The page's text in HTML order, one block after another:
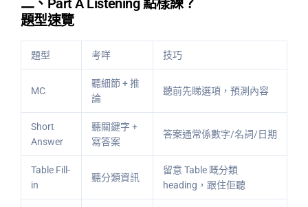
二、Part A Listening 點樣練？
題型速覽
題型 考咩 技巧
MC
聽細節 + 推
論
聽前先睇選項，預測內容
Short
Answer
聽關鍵字 +
寫答案
答案通常係數字/名詞/日期
Table Fill-
in
聽分類資訊
留意 Table 嘅分類
heading，跟住佢聽